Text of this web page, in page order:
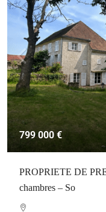
799 000 €
PROPRIETE DE
chambres – So